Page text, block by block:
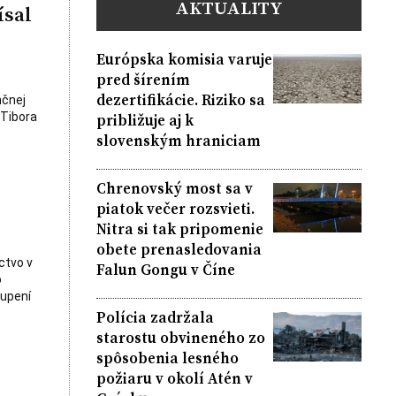
v
AKTUALITY
Európska komisia varuje
pred šírením
dezertifikácie. Riziko sa
približuje aj k
slovenským hraniciam
Chrenovský most sa v
piatok večer rozsvieti.
Nitra si tak pripomenie
obete prenasledovania
Falun Gongu v Číne
Polícia zadržala
starostu obvineného zo
spôsobenia lesného
požiaru v okolí Atén v